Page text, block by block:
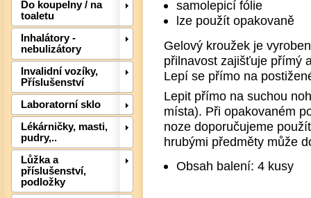
Do koupelny / na
toaletu
Inhalátory -
nebulizátory
Invalidní vozíky,
Příslušenství
Laboratorní sklo
Lékárničky, masti,
pudry,..
Lůžka a
příslušenství,
podložky
samolepicí fólie
lze použít opakovaně
Gelový kroužek je
přilnavost zajišťuje přímý
Lepí se přímo na
Lepit přímo na suchou
místa). Při opakovaném
noze doporučujeme
hrubými předměty může
Obsah balení: 4 kusy